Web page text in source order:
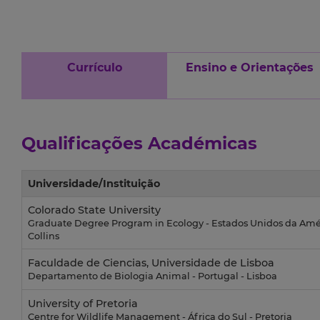
Currículo Ensino e Orientações
Qualificações Académicas
Universidade/Instituição
Colorado State University
Graduate Degree Program in Ecology - Estados Unidos da
Collins
Faculdade de Ciencias, Universidade de Lisboa
Departamento de Biologia Animal - Portugal - Lisboa
University of Pretoria
Centre for Wildlife Management - África do Sul - Pretoria